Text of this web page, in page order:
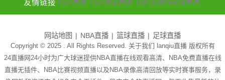
友情链接 NBA直播 NBA免费直播 NBA无插件在线直播
网站地图 NBA直播 篮球直播 足球直播
Copyright © 2025 . All Rights Reserved. 关于我们 lanqiu直播版权所有
24直播网24小时为广大球迷提供NBA直播在线观看高清、NBA免费直播在线
直播无插件、NBA比赛视频直播以及NBA录像高清回放等实时赛事服务，录